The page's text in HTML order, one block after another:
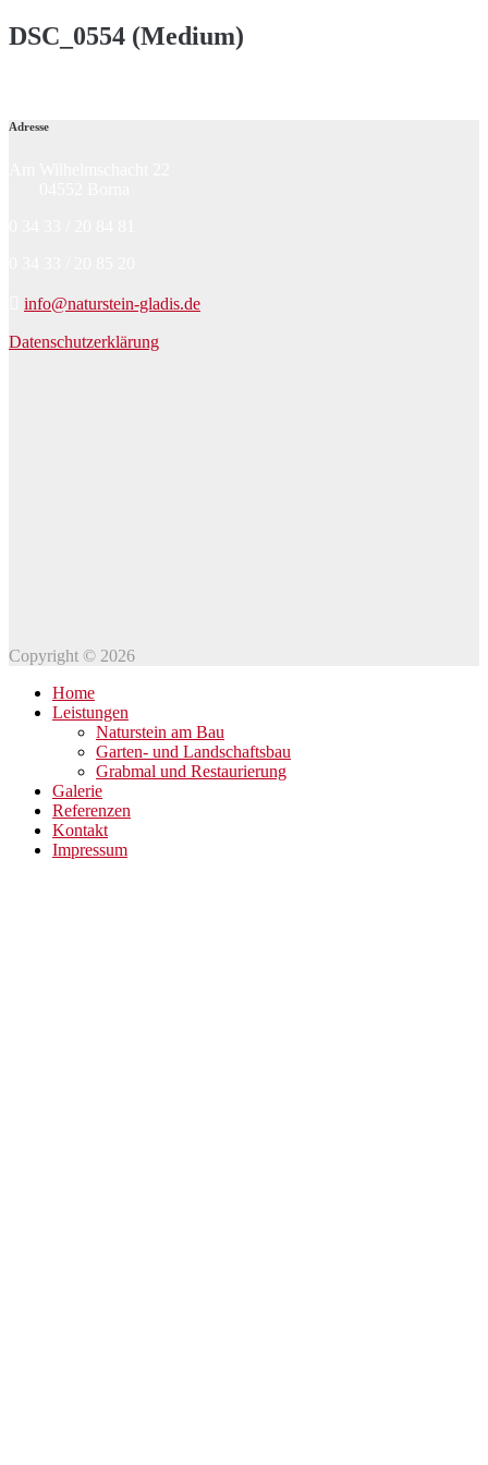
DSC_0554 (Medium)
Adresse
info@naturstein-gladis.de
Datenschutzerklärung
Copyright © 2026
Home
Leistungen
Naturstein am Bau
Garten- und Landschaftsbau
Grabmal und Restaurierung
Galerie
Referenzen
Kontakt
Impressum